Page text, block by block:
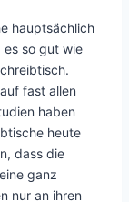
hauptsächlich
so gut wie
fast allen
haben
heute
dass die
ganz
nur an ihren